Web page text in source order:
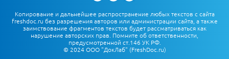
Копирование и дальнейшее распространение любых текстов с сайта
freshdoc.ru без разрешения авторов или администрации сайта, а также
заимствование фрагментов текстов будет рассматриваться как
нарушение авторских прав. Помните об ответственности,
предусмотренной ст.146 УК РФ.
© 2024 ООО "ДокЛаб" (FreshDoc.ru)